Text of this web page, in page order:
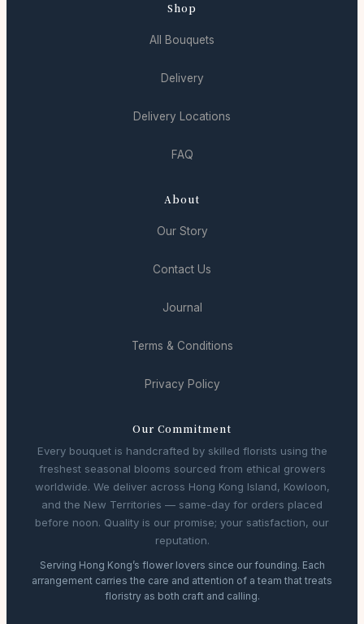
Shop
All Bouquets
Delivery
Delivery Locations
FAQ
About
Our Story
Contact Us
Journal
Terms & Conditions
Privacy Policy
Our Commitment
Every bouquet is handcrafted by skilled florists using the
freshest seasonal blooms sourced from ethical growers
worldwide. We deliver across Hong Kong Island, Kowloon,
and the New Territories — same-day for orders placed
before noon. Quality is our promise; your satisfaction, our
reputation.
Serving Hong Kong’s flower lovers since our founding. Each
arrangement carries the care and attention of a team that treats
floristry as both craft and calling.